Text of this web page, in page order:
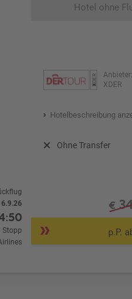
Hotel ohne
Anbieter:
XDER
Hotelbeschreibung
Ohne Transfer
6.9.26
Stopp
€
p.P.